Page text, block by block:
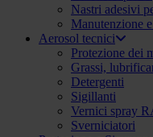
Nastri adesivi
Manutenzione
Aerosol tecnici
Protezione dei
Grassi,
Detergenti
Sigillanti
Vernici spray
Sverniciatori